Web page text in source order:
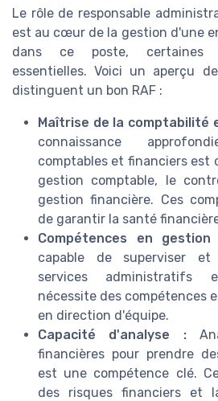
Le rôle de responsable
est au cœur de la gestion d'une
dans ce poste, certaines
essentielles. Voici un aperçu
distinguent un bon RAF :
Maîtrise de la comptabilité
connaissance
comptables et financiers est
gestion comptable, le
gestion financière. Ces
de garantir la santé
Compétences en gestion
capable de superviser
services administratifs
nécessite des compétences
en direction d'équipe.
Capacité d'analyse :
financières pour prendre
est une compétence clé.
des risques financiers et